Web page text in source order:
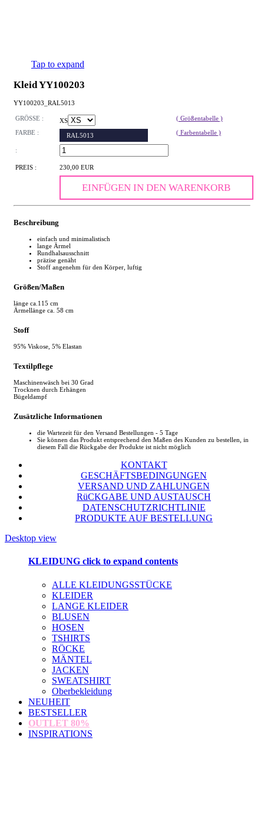
Tap to expand
Kleid YY100203
YY100203_RAL5013
GRÖSSE : XS
( Größentabelle )
FARBE :
RAL5013 ( Farbentabelle )
:
PREIS : 230,00 EUR
EINFÜGEN IN DEN WARENKORB
Beschreibung
einfach und minimalistisch
lange Ärmel
Rundhalsausschnitt
präzise genäht
Stoff angenehm für den Körper, luftig
Größen/Maßen
länge ca.115 cm
Ärmellänge ca. 58 cm
Stoff
95% Viskose, 5% Elastan
Textilpflege
Maschinenwäsch bei 30 Grad
Trocknen durch Erhängen
Bügeldampf
Zusätzliche Informationen
die Wartezeit für den Versand Bestellungen - 5 Tage
Sie können das Produkt entsprechend den Maßen des Kunden zu bestellen, in
diesem Fall die Rückgabe der Produkte ist nicht möglich
KONTAKT
GESCHÄFTSBEDINGUNGEN
VERSAND UND ZAHLUNGEN
RüCKGABE UND AUSTAUSCH
DATENSCHUTZRICHTLINIE
PRODUKTE AUF BESTELLUNG
Desktop view
KLEIDUNG click to expand contents
ALLE KLEIDUNGSSTÜCKE
KLEIDER
LANGE KLEIDER
BLUSEN
HOSEN
TSHIRTS
RÖCKE
MÄNTEL
JACKEN
SWEATSHIRT
Oberbekleidung
NEUHEIT
BESTSELLER
OUTLET 80%
INSPIRATIONS